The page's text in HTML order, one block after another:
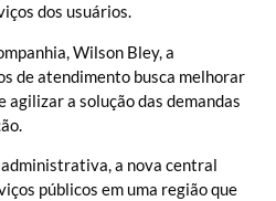
dos usuários.
Wilson Bley, a
de atendimento busca melhorar
agilizar a solução das demandas
a nova central
públicos em uma região que